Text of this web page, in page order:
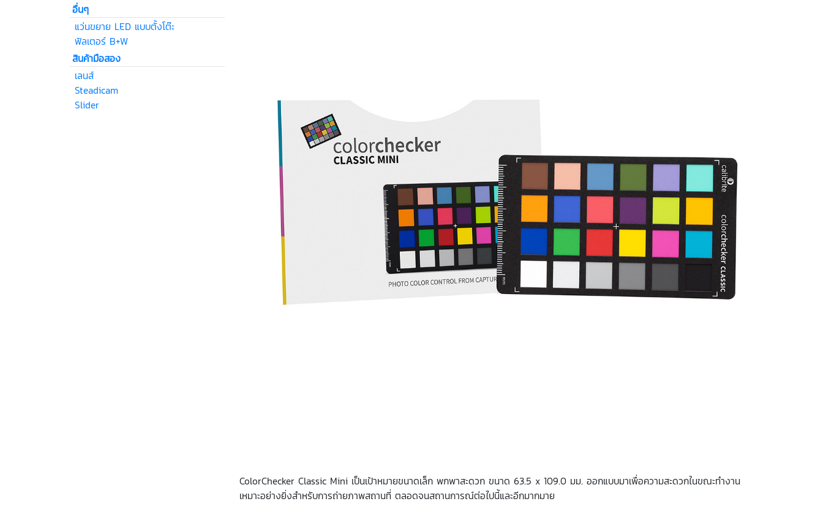
อื่นๆ
แว่นขยาย LED แบบตั้งโต๊ะ
ฟิลเตอร์ B+W
สินค้ามือสอง
เลนส์
Steadicam
Slider
ColorChecker Classic Mini เป็นเป้าหมายขนาดเล็ก พกพาสะดวก ขนาด 63.5 x 109.0 มม. ออกแบบมาเพื่อความสะดวกในขณะทำงาน
เหมาะอย่างยิ่งสำหรับการถ่ายภาพสถานที่ ตลอดจนสถานการณ์ต่อไปนี้และอีกมากมาย